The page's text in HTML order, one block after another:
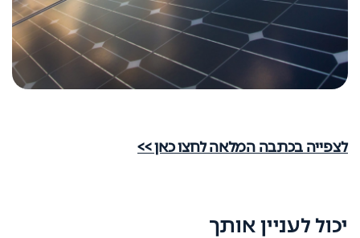
לצפייה בכתבה המלאה לחצו כאן >>
יכול לעניין אותך